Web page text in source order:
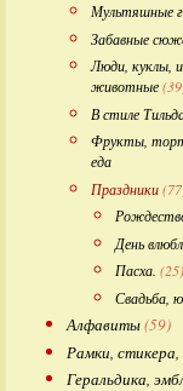
Мультяшные
Забавные
Люди, куклы,
животные
В стиле
Фрукты,
еда
Праздники
День
Пасха. (25)
Свадьба,
Алфавиты(59)
Рамки, стикера,
Геральдика,